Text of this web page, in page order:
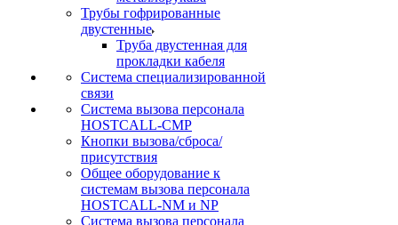
Трубы гофрированные
двустенные
Труба двустенная для
прокладки кабеля
Система специализированной
связи
Cистема вызова персонала
HOSTCALL-CMP
Кнопки вызова/сброса/
присутствия
Общее оборудование к
системам вызова персонала
HOSTCALL-NM и NP
Система вызова персонала